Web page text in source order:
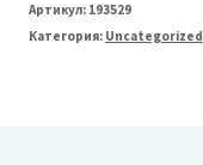
Артикул: 193529
Категория: Uncategorized